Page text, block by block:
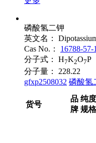
磷酸氢二钾
英文名：
Cas No.：
16788-57-1
分子式：
H7K2O7P
分子量：
228.22
gfxp2508032 磷酸氢
货号
品
牌
纯度
规格